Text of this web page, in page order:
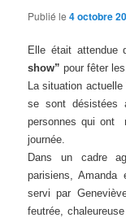
Publié le4 octobre
Elle était attendue
show” pour fêter
La situation actuelle
se sont désistées
personnes qui ont
journée.
Dans un cadre
parisiens,
servi par
feutrée,